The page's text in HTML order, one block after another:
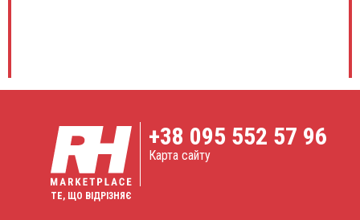
ТЕ, ЩО ВІДРІЗНЯЄ
+38 095 552 57 96
Карта сайту